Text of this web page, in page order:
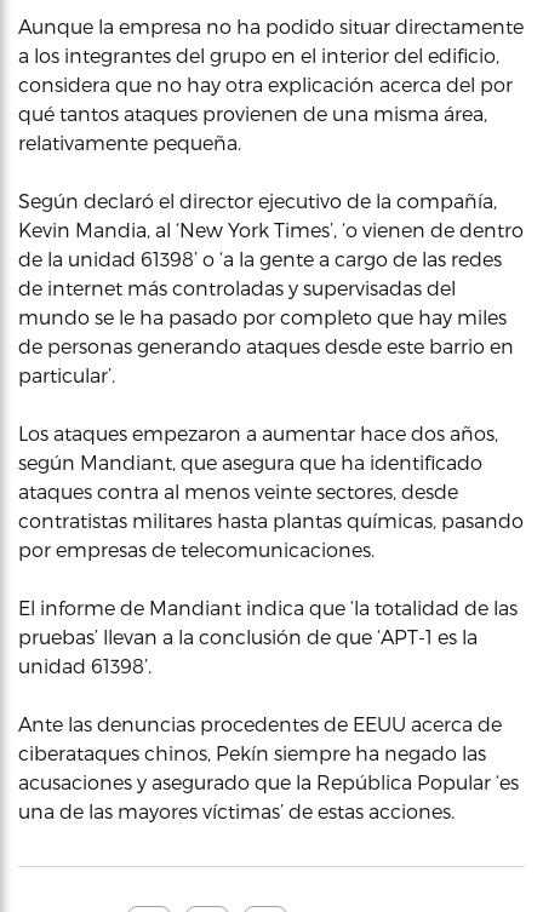
Aunque la empresa no ha podido situar directamente
a los integrantes del grupo en el interior del edificio,
considera que no hay otra explicación acerca del por
qué tantos ataques provienen de una misma área,
relativamente pequeña.
Según declaró el director ejecutivo de la compañía,
Kevin Mandia, al ‘New York Times’, ‘o vienen de dentro
de la unidad 61398’ o ‘a la gente a cargo de las redes
de internet más controladas y supervisadas del
mundo se le ha pasado por completo que hay miles
de personas generando ataques desde este barrio en
particular’.
Los ataques empezaron a aumentar hace dos años,
según Mandiant, que asegura que ha identificado
ataques contra al menos veinte sectores, desde
contratistas militares hasta plantas químicas, pasando
por empresas de telecomunicaciones.
El informe de Mandiant indica que ‘la totalidad de las
pruebas’ llevan a la conclusión de que ‘APT-1 es la
unidad 61398’.
Ante las denuncias procedentes de EEUU acerca de
ciberataques chinos, Pekín siempre ha negado las
acusaciones y asegurado que la República Popular ‘es
una de las mayores víctimas’ de estas acciones.